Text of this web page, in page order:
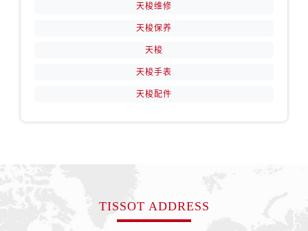
天梭维修
天梭保养
天梭
天梭手表
天梭配件
TISSOT ADDRESS